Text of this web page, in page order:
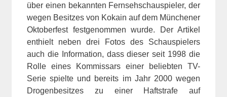
über einen bekannten Fernsehschauspieler, der
wegen Besitzes von Kokain auf dem Münchener
Oktoberfest festgenommen wurde. Der Artikel
enthielt neben drei Fotos des Schauspielers
auch die Information, dass dieser seit 1998 die
Rolle eines Kommissars einer beliebten TV-
Serie spielte und bereits im Jahr 2000 wegen
Drogenbesitzes zu einer Haftstrafe auf